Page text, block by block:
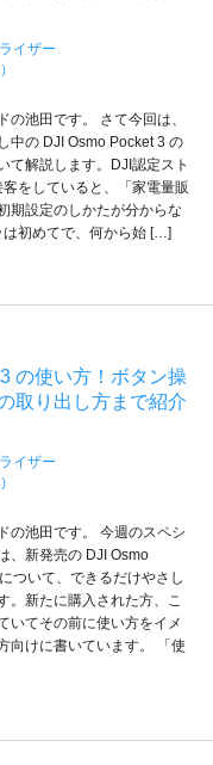
イザー
の池田です。 さて今回は、
中の DJI Osmo Pocket 3 の
て解説します。DJI認定スト
をしていると、「家電量販
期設定のしかたが分からな
は初めてで、何から始 […]
の使い方！ボタン操
取り出し方まで紹介
イザー
の池田です。 今週のスペシ
、新発売の DJI Osmo
ついて、できるだけやさし
。新たに購入された方、こ
いてその前に使い方をイメ
向けに書いています。 「使